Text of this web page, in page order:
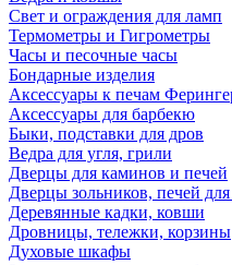
Свет и ограждения для ламп
Термометры и Гигрометры
Часы и песочные часы
Бондарные изделия
Аксессуары к печам
Аксессуары для барбекю
Быки, подставки для дров
Ведра для угля, грили
Дверцы для каминов и печей
Дверцы зольников, печей
Деревянные кадки, ковши
Дровницы, тележки, корзины
Духовые шкафы